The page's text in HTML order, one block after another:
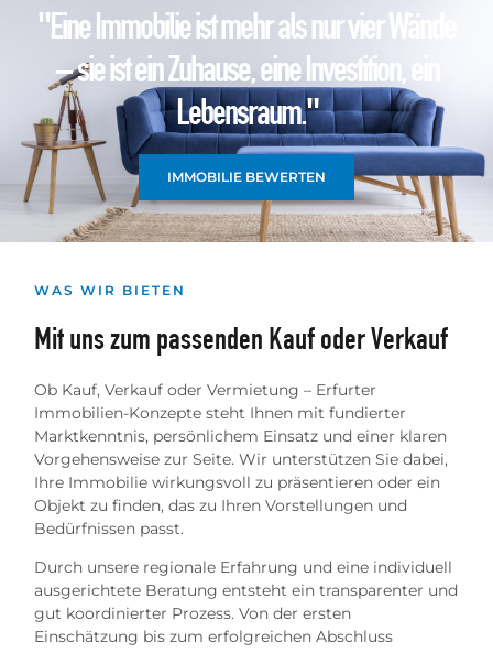
"Eine Immobilie ist mehr als nur vier Wände
– sie ist ein Zuhause, eine Investition, ein
Lebensraum."
IMMOBILIE BEWERTEN
WAS WIR BIETEN
Mit uns zum passenden Kauf oder Verkauf
Ob Kauf, Verkauf oder Vermietung – Erfurter
Immobilien-Konzepte steht Ihnen mit fundierter
Marktkenntnis, persönlichem Einsatz und einer klaren
Vorgehensweise zur Seite. Wir unterstützen Sie dabei,
Ihre Immobilie wirkungsvoll zu präsentieren oder ein
Objekt zu finden, das zu Ihren Vorstellungen und
Bedürfnissen passt.
Durch unsere regionale Erfahrung und eine individuell
ausgerichtete Beratung entsteht ein transparenter und
gut koordinierter Prozess. Von der ersten
Einschätzung bis zum erfolgreichen Abschluss